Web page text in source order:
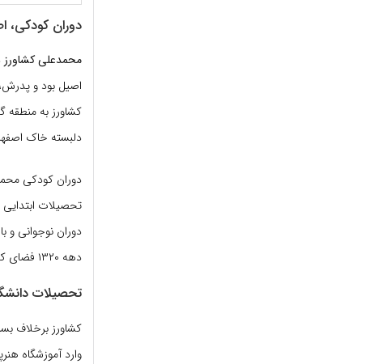
دوران کودکی،
محمدعلی کشاورز
اصیل بود و
کشاورز به منطقه
دلبسته خاک
دوران کودکی
تحصیلات ابتدایی
دوران نوجوانی و
دهه ۱۳۲۰ فضای کافی نداشت؛ همین موضوع سبب شد تا او بار سفر ببندد و راهی پایتخت شود.
تحصیلات
کشاورز برخلاف
وارد آموزشگاه